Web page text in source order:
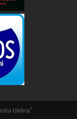
Umbra”